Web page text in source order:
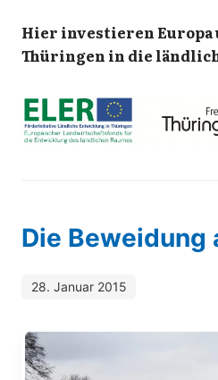
Hier investieren Europa
Thüringen in die
Die Beweidung
28. Januar 2015